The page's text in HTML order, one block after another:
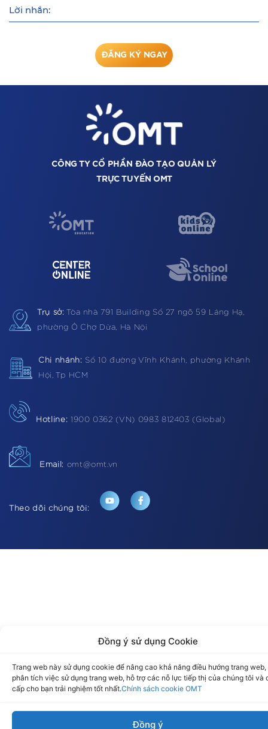
Đồng ý sử dụng Cookie
Trang web này sử dụng cookie để nâng cao khả năng điều hướng trang web,
phân tích việc sử dụng trang web, hỗ trợ các nỗ lực tiếp thị của chúng tôi và
cấp cho bạn trải nghiệm tốt nhất.Chính sách cookie OMT
Đồng ý
Lời nhắn:
ĐĂNG KÝ NGAY
CÔNG TY CỔ PHẦN ĐÀO TẠO QUẢN LÝ
TRỰC TUYẾN OMT
Trụ sở: Tòa nhà 791 Building Số 27 ngõ 59 Láng Hạ,
phường Ô Chợ Dừa, Hà Nội
Chi nhánh: Số 10 đường Vĩnh Khánh, phường Khánh
Hội, Tp HCM
Hotline: 1900 0362 (VN) 0983 812403 (Global)
Email: omt@omt.vn
Theo dõi chúng tôi: